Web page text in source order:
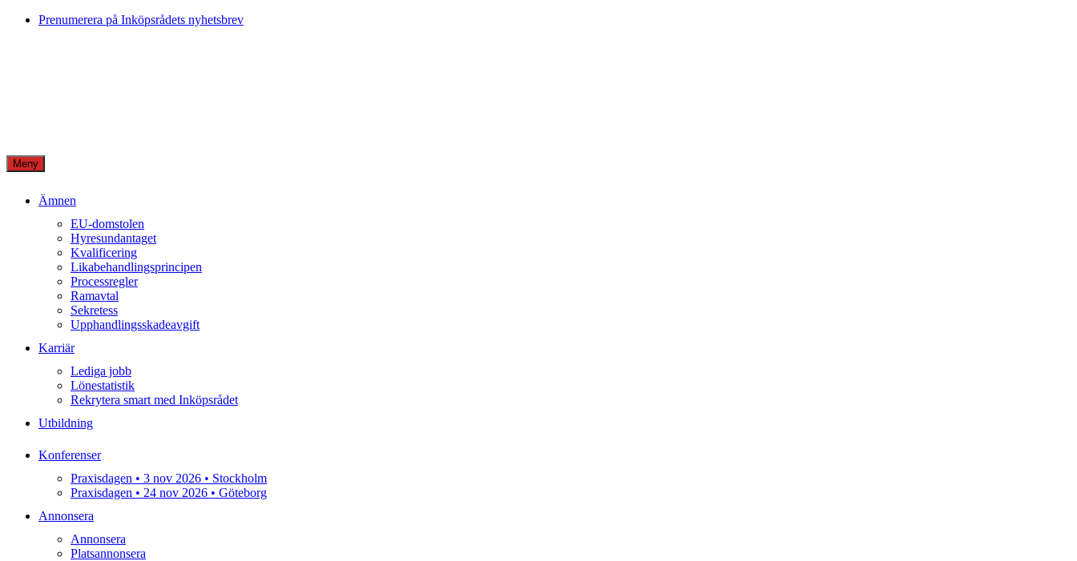
Skip
Prenumerera på Inköpsrådets nyhetsbrev
Meny
Ämnen
EU-domstolen
Hyresundantaget
Kvalificering
Likabehandlingsprincipen
Processregler
Ramavtal
Sekretess
Upphandlingsskadeavgift
Karriär
Lediga jobb
Lönestatistik
Rekrytera smart med Inköpsrådet
Utbildning
Konferenser
Praxisdagen • 3 nov 2026 • Stockholm
Praxisdagen • 24 nov 2026 • Göteborg
Annonsera
Annonsera
Platsannonsera